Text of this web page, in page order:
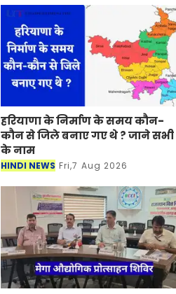
हरियाणा के निर्माण के समय कौन-
कौन से जिले बनाए गए थे ? जाने सभी
के नाम
HINDI NEWS Fri,7 Aug 2026